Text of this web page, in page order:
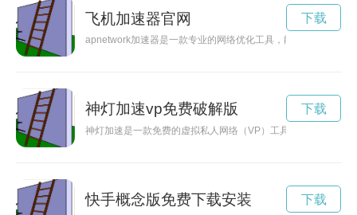
飞机加速器官网
apnetwork加速器是一款专业的网络优化工具，能够有效提升
下载
神灯加速vp免费破解版
神灯加速是一款免费的虚拟私人网络（VP）工具，通过该工具
下载
快手概念版免费下载安装 下载